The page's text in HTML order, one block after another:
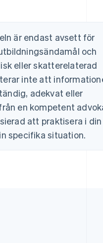
är endast avsett för
och
eller skatterelaterad
inte att
adekvat eller
en kompetent
att praktisera i din
specifika situation.